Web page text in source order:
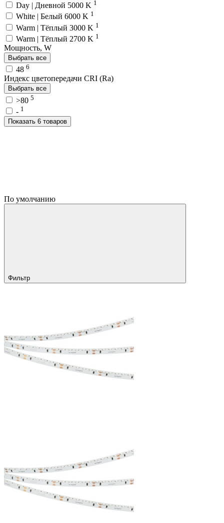
Day | Дневной 5000 K 1
White | Белый 6000 K 1
Warm | Тёплый 3000 K 1
Warm | Тёплый 2700 K 1
Мощность, W
Выбрать все
48 6
Индекс цветопередачи CRI (Ra)
Выбрать все
>80 5
- 1
Показать 6 товаров
По умолчанию
Фильтр